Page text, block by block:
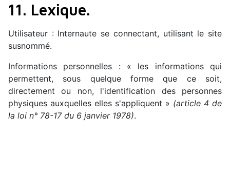
11. Lexique.
Utilisateur : Internaute se connectant, utilisant le site
susnommé.
Informations personnelles : « les informations qui
permettent, sous quelque forme que ce soit,
directement ou non, l'identification des personnes
physiques auxquelles elles s'appliquent » (article 4 de
la loi n° 78-17 du 6 janvier 1978).